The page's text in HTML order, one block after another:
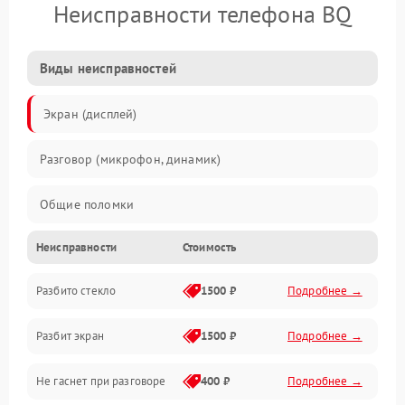
Неисправности телефона BQ
Виды неисправностей
Экран (дисплей)
Разговор (микрофон, динамик)
Общие поломки
Проблемы связи
Камеры
Проблемы с дисплеем и сенсором
Зарядка
Неисправности Стоимость
Разбито стекло 1500 ₽ Подробнее →
Разбит экран 1500 ₽ Подробнее →
Не гаснет при разговоре 400 ₽ Подробнее →